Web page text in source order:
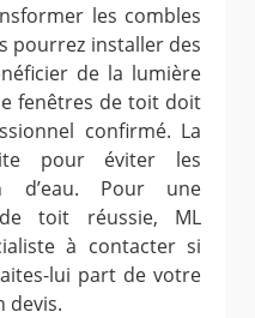
les combles
pourrez installer des
de la lumière
fenêtres de toit doit
confirmé. La
pour éviter les
d’eau. Pour une
toit réussie, ML
à contacter si
lui part de votre
devis.